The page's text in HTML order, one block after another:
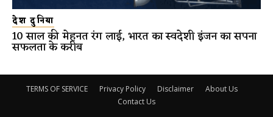
देश दुनिया
10 साल की मेहनत रंग लाई, भारत का स्वदेशी इंजन का सपना
सफलता के करीब
TERMS OF SERVICE Privacy Policy Disclaimer
About Us
Contact Us